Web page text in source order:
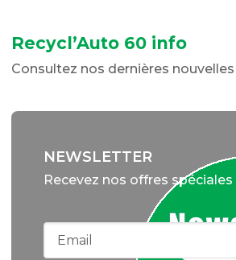
Recycl’Auto 60 info
Consultez nos dernières
NEWSLETTER
Recevez nos offres spéciales